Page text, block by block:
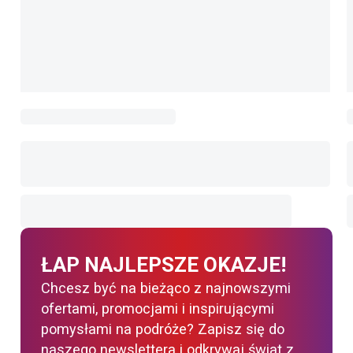
ŁAP NAJLEPSZE OKAZJE!
Chcesz być na bieżąco z najnowszymi
ofertami, promocjami i inspirującymi
pomysłami na podróże? Zapisz się do
naszego newslettera i odkrywaj świat z